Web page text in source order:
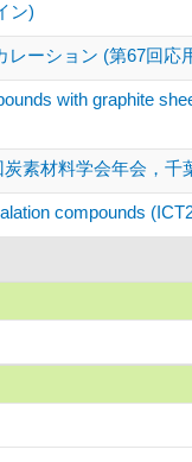
ン)
ーション (第67回応
with graphite
素材料学会年会，千
compounds